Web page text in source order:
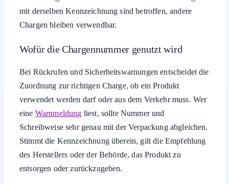
mit derselben Kennzeichnung sind betroffen, andere
Chargen bleiben verwendbar.
Wofür die Chargennummer genutzt wird
Bei Rückrufen und Sicherheitswarnungen entscheidet die
Zuordnung zur richtigen Charge, ob ein Produkt
verwendet werden darf oder aus dem Verkehr muss. Wer
eine Warnmeldung liest, sollte Nummer und
Schreibweise sehr genau mit der Verpackung abgleichen.
Stimmt die Kennzeichnung überein, gilt die Empfehlung
des Herstellers oder der Behörde, das Produkt zu
entsorgen oder zurückzugeben.